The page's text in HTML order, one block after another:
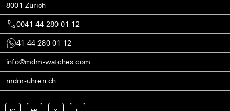
8001 Zürich
0041 44 280 01 12
41 44 280 01 12
info@mdm-watches.com
mdm-uhren.ch